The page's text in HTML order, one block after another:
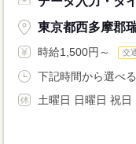
東京都西多摩郡
時給1,500円～ 交
下記時間から選べ
土曜日 日曜日 祝日